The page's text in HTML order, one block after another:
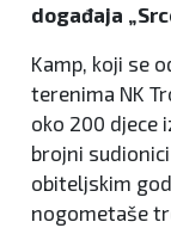
događaja
Kamp, koji se
terenima NK
oko 200 djece
brojni
obiteljskim
nogometaše